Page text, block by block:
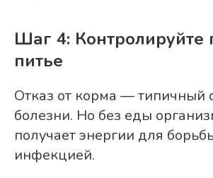
Шаг 4: Контролируйте
питье
Отказ от корма — типичный
болезни. Но без еды
получает энергии для
инфекцией.